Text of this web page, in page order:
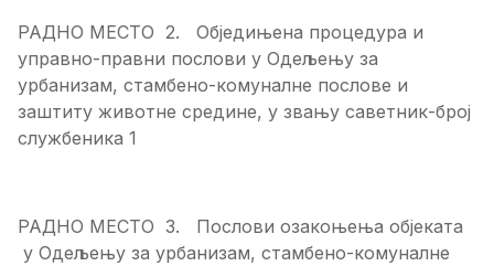
РАДНО МЕСТО 2. Обједињена процедура и
управно-правни послови у Одељењу за
урбанизам, стамбено-комуналне послове и
заштиту животне средине, у звању саветник-број
службеника 1
РАДНО МЕСТО 3. Послови озакоњења објеката
у Одељењу за урбанизам, стамбено-комуналне